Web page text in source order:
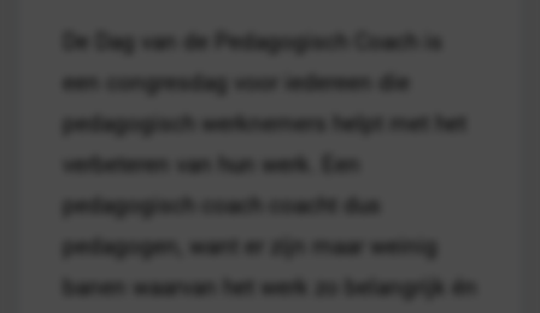
De Dag van de Pedagogisch Coach is
een congresdag voor iedereen die
pedagogisch werknemers helpt met het
verbeteren van hun werk. Een
pedagogisch coach coacht dus
pedagogen, want er zijn maar weinig
banen waarvan het werk zo belangrijk én